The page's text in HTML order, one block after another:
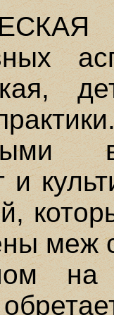
и
меж
на